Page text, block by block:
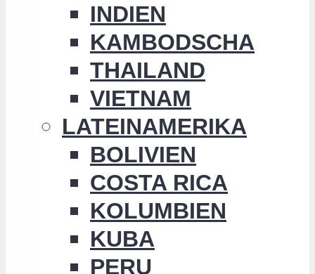
INDIEN
KAMBODSCHA
THAILAND
VIETNAM
LATEINAMERIKA
BOLIVIEN
COSTA RICA
KOLUMBIEN
KUBA
PERU